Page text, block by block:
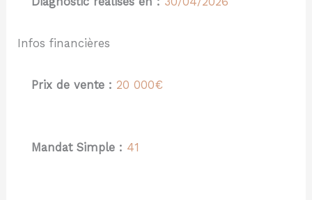
Infos financières
Prix de vente : 20 000€
Mandat Simple : 41